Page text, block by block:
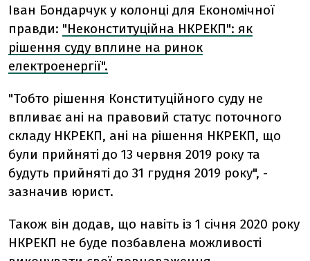
Іван Бондарчук у колонці для Економічної
правди: "Неконституційна НКРЕКП": як
рішення суду вплине на ринок
електроенергії".
"Тобто рішення Конституційного суду не
впливає ані на правовий статус поточного
складу НКРЕКП, ані на рішення НКРЕКП, що
були прийняті до 13 червня 2019 року та
будуть прийняті до 31 грудня 2019 року", -
зазначив юрист.
Також він додав, що навіть із 1 січня 2020 року
НКРЕКП не буде позбавлена можливості